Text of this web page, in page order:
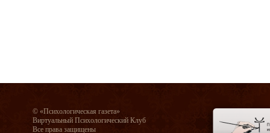
© «Психологическая газета»
Виртуальный Психологический Клуб
Все права защищены